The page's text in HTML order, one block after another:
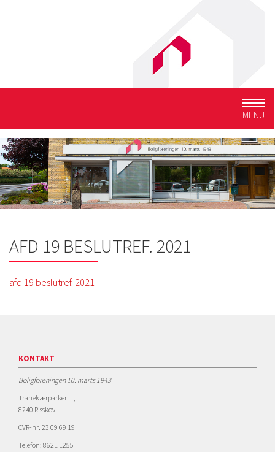
MENU
AFD 19 BESLUTREF. 2021
afd 19 beslutref. 2021
KONTAKT
Boligforeningen 10. marts 1943
Tranekærparken 1,
8240 Risskov
CVR-nr. 23 09 69 19
Telefon: 8621 1255